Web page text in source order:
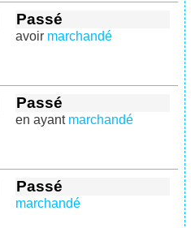
Passé
avoir marchandé
Passé
en ayant marchandé
Passé
marchandé